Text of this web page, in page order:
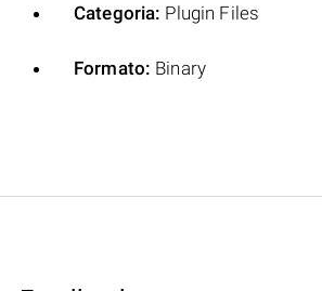
Categoria: Plugin Files
Formato: Binary